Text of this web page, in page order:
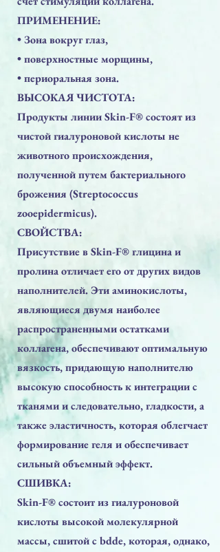
ПРИМЕНЕНИЕ:
• Зонa вокруг глаз,
• поверхностные морщины,
• периоральная зона.
ВЫСОКАЯ ЧИСТОТА:
Продукты линии Skin-F® состоят из
чистой гиалуроновой кислоты не
животного происхождения,
полученной путем бактериального
брожения (Streptococcus
zooepidermicus).
СВОЙСТВА:
Присутствие в Skin-F® глицина и
пролина отличает его от других видов
наполнителей. Эти аминокислоты,
являющиеся двумя наиболее
распространенными остатками
коллагена, обеспечивают оптимальную
вязкость, придающую наполнителю
высокую способность к интеграции с
тканями и следовательно, гладкости, а
также эластичность, которая облегчает
формирование геля и обеспечивает
сильный объемный эффект.
СШИВКА:
Skin-F® состоит из гиалуроновой
кислоты высокой молекулярной
массы, сшитой с bdde, которая, однако,